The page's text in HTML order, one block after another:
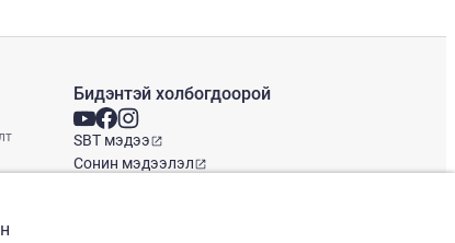
Бидэнтэй холбогдоорой
SBT мэдээ
Сонин мэдээлэл